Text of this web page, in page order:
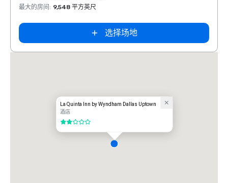
最大的房间 : 9,548 平方英尺
选择场地
La Quinta Inn by Wyndham Dallas Uptown
酒店
2/5